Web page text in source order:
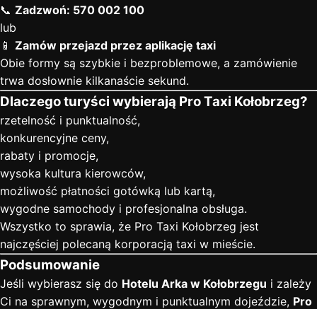
📞 Zadzwoń: 570 002 100
lub
📱 Zamów przejazd przez aplikację taxi
Obie formy są szybkie i bezproblemowe, a zamówienie
trwa dosłownie kilkanaście sekund.
Dlaczego turyści wybierają Pro Taxi Kołobrzeg?
rzetelność i punktualność,
konkurencyjne ceny,
rabaty i promocje,
wysoka kultura kierowców,
możliwość płatności gotówką lub kartą,
wygodne samochody i profesjonalna obsługa.
Wszystko to sprawia, że Pro Taxi Kołobrzeg jest
najczęściej polecaną korporacją taxi w mieście.
Podsumowanie
Jeśli wybierasz się do Hotelu Arka w Kołobrzegu i zależy
Ci na sprawnym, wygodnym i punktualnym dojeździe, Pro